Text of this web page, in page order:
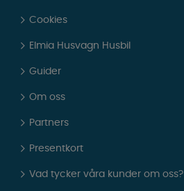
Cookies
Elmia Husvagn Husbil
Guider
Om oss
Partners
Presentkort
Vad tycker våra kunder om oss?